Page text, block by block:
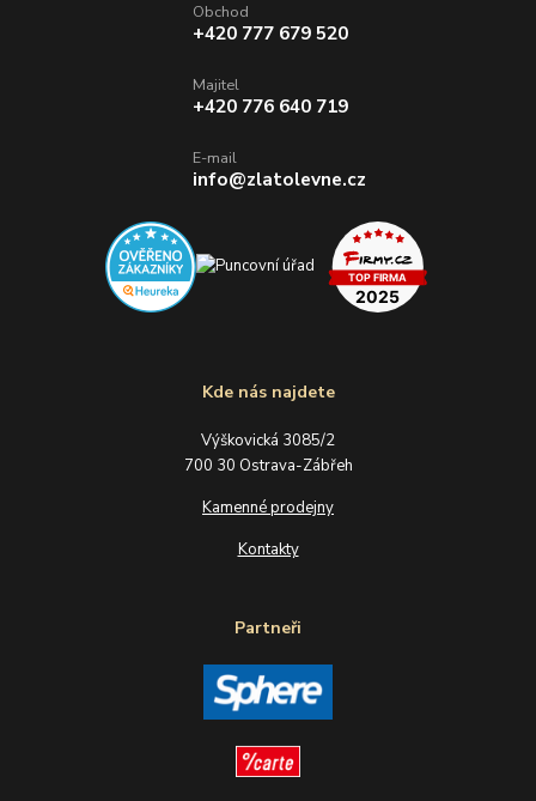
Kde nás najdete
Výškovická 3085/2
700 30 Ostrava-Zábřeh
Kamenné prodejny
Kontakty
Partneři
Obchod
+420 777 679 520
Majitel
+420 776 640 719
E-mail
info@zlatolevne.cz